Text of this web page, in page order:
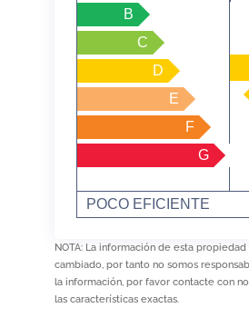
B
C
D
E
F
G
POCO EFICIENTE
NOTA: La información de esta
cambiado, por tanto no somos
la información, por favor contacte con
las características exactas.